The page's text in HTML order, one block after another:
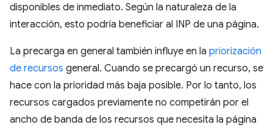
disponibles de inmediato. Según la naturaleza de la
interacción, esto podría beneficiar al INP de una página.
La precarga en general también influye en la priorización
de recursos general. Cuando se precargó un recurso, se
hace con la prioridad más baja posible. Por lo tanto, los
recursos cargados previamente no competirán por el
ancho de banda de los recursos que necesita la página